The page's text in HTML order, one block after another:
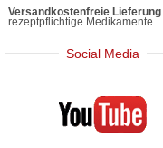
Versandkostenfreie Lieferung
rezeptpflichtige Medikamente.
Social Media
Mediherz